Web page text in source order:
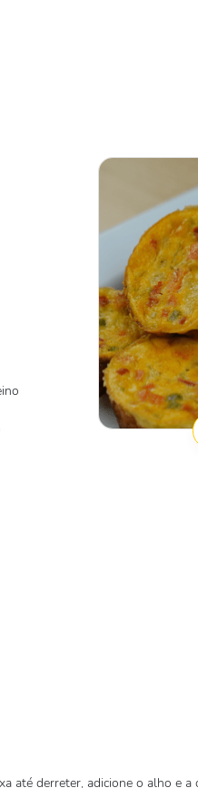
até derreter, adicione o alho e a